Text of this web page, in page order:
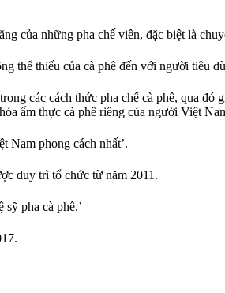
của những pha chế viên, đặc biệt là
thể thiếu của cà phê đến với người tiêu
các cách thức pha chế cà phê, qua
ẩm thực cà phê riêng của người Việt
Nam phong cách nhất’.
duy trì tổ chức từ năm 2011.
pha cà phê.’